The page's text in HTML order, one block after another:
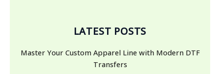
LATEST POSTS
Master Your Custom Apparel Line with Modern DTF
Transfers